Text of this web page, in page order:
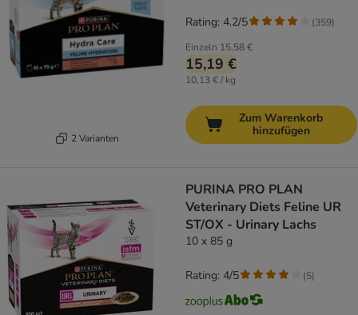
2 Varianten
Einzeln 15,58 €
15,19 €
10,13 € / kg
Rating: 4.2/5 (359)
Zum Warenkorb
hinzufügen
PURINA PRO PLAN
Veterinary Diets Feline UR
ST/OX - Urinary Lachs
10 x 85 g
Rating: 4/5 (5)